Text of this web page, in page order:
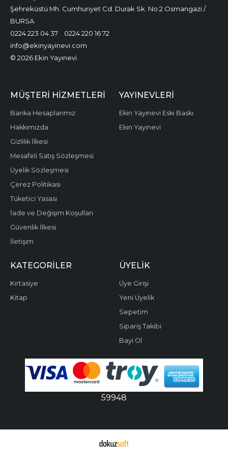
Şehreküstü Mh. Cumhuriyet Cd. Durak Sk. No:2 Osmangazi /
BURSA
0224 223 04 37
0224 220 16 72
info@ekinyayinevi.com
© 2026 Ekin Yayınevi
MÜŞTERI HIZMETLERI
Banka Hesaplarımız
Hakkımızda
Gizlilik İlkesi
Mesafeli Satış Sözleşmesi
Üyelik Sözleşmesi
Çerez Politikası
Tüketici Yasası
İade ve Değişim Koşulları
Güvenlik İlkesi
İletişim
YAYINEVLERI
Ekin Yayınevi Eski Baskı
Ekin Yayınevi
KATEGORILER
Kırtasiye
Kitap
ÜYELIK
Üye Girişi
Yeni Üyelik
Sepetim
Sipariş Takibi
Bayi Ol
59948